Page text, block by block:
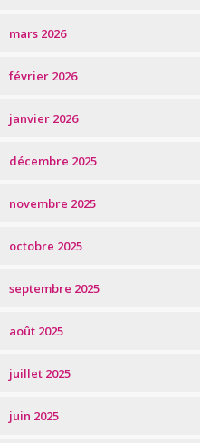
mars 2026
février 2026
janvier 2026
décembre 2025
novembre 2025
octobre 2025
septembre 2025
août 2025
juillet 2025
juin 2025